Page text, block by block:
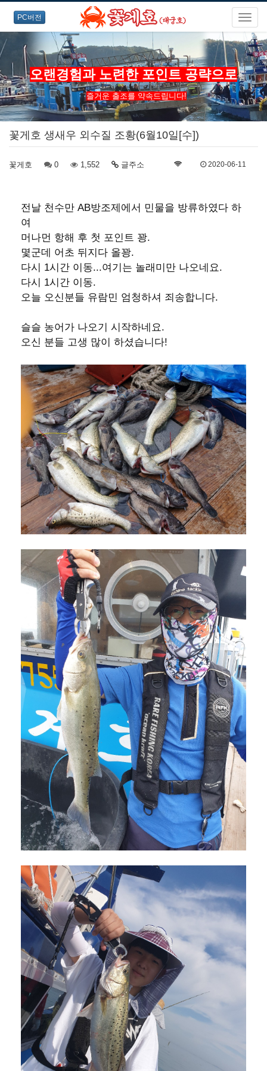
PC버전
오랜경험과 노련한 포인트 공략으로
즐거운 출조를 약속드립니다!
꽃게호 생새우 외수질 조황(6월10일[수])
꽃게호 0 1,552 글주소 2020-06-11
전날 천수만 AB방조제에서 민물을 방류하였다 하
여
머나먼 항해 후 첫 포인트 꽝.
몇군데 어초 뒤지다 올꽝.
다시 1시간 이동...여기는 놀래미만 나오네요.
다시 1시간 이동.
오늘 오신분들 유람민 엄청하셔 죄송합니다.
슬슬 농어가 나오기 시작하네요.
오신 분들 고생 많이 하셨습니다!